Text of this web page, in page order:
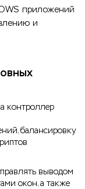
приложений
и
контроллер
балансировку
выводом
окон, а также